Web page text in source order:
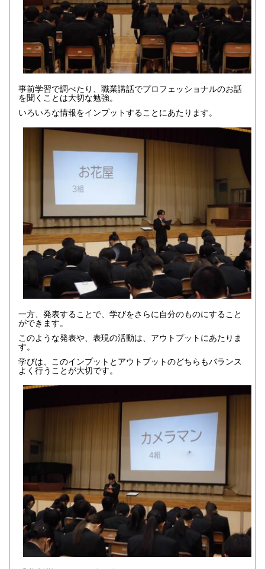
事前学習で調べたり、職業講話でプロフェッショナルのお話
を聞くことは大切な勉強。
いろいろな情報をインプットすることにあたります。
一方、発表することで、学びをさらに自分のものにすること
ができます。
このような発表や、表現の活動は、アウトプットにあたりま
す。
学びは、このインプットとアウトプットのどちらもバランス
よく行うことが大切です。